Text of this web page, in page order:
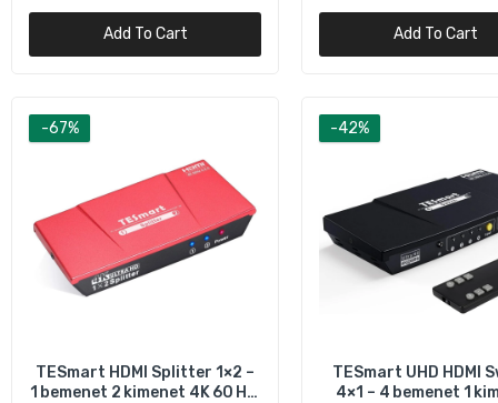
/
Add To Cart Add To Cart
-67%
TESmart HDMI Splitter 1×2 –
1 bemenet 2 kimenet 4K 60 Hz,
-42%
TESmart UHD HDMI
4×1 – 4 bemenet 1